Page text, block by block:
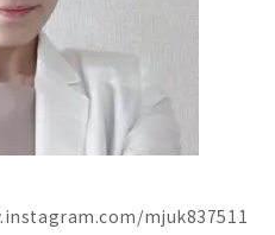
mjuk837511